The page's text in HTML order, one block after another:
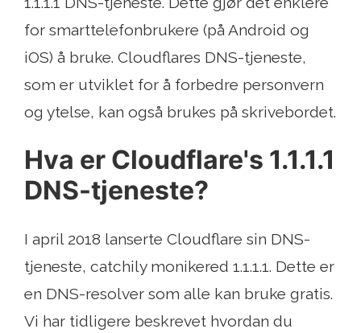
for smarttelefonbrukere (på Android og
iOS) å bruke. Cloudflares DNS-tjeneste,
som er utviklet for å forbedre personvern
og ytelse, kan også brukes på skrivebordet.
Hva er Cloudflare's 1.1.1.1
DNS-tjeneste?
I april 2018 lanserte Cloudflare sin DNS-
tjeneste, catchily monikered 1.1.1.1. Dette er
en DNS-resolver som alle kan bruke gratis.
Vi har tidligere beskrevet hvordan du